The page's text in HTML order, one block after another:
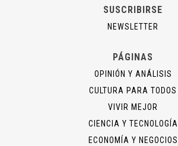
SUSCRIBIRSE
NEWSLETTER
PÁGINAS
OPINIÓN Y ANÁLISIS
CULTURA PARA TODOS
VIVIR MEJOR
CIENCIA Y TECNOLOGÍA
ECONOMÍA Y NEGOCIOS